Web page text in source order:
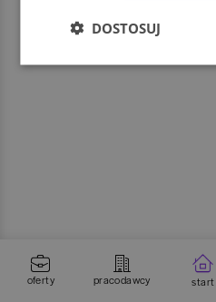
oferty pracodawcy start
DOSTOSUJ